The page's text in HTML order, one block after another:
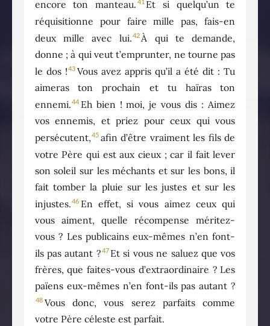
encore ton manteau. 41 Et si quelqu’un te
réquisitionne pour faire mille pas, fais-en
deux mille avec lui.42 À qui te demande,
donne ; à qui veut t’emprunter, ne tourne pas
le dos !43 Vous avez appris qu’il a été dit : Tu
aimeras ton prochain et tu haïras ton
ennemi.44 Eh bien ! moi, je vous dis : Aimez
vos ennemis, et priez pour ceux qui vous
persécutent,45 afin d’être vraiment les fils de
votre Père qui est aux cieux ; car il fait lever
son soleil sur les méchants et sur les bons, il
fait tomber la pluie sur les justes et sur les
injustes.46 En effet, si vous aimez ceux qui
vous aiment, quelle récompense méritez-
vous ? Les publicains eux-mêmes n’en font-
ils pas autant ?47 Et si vous ne saluez que vos
frères, que faites-vous d’extraordinaire ? Les
païens eux-mêmes n’en font-ils pas autant ?
48 Vous donc, vous serez parfaits comme
votre Père céleste est parfait.